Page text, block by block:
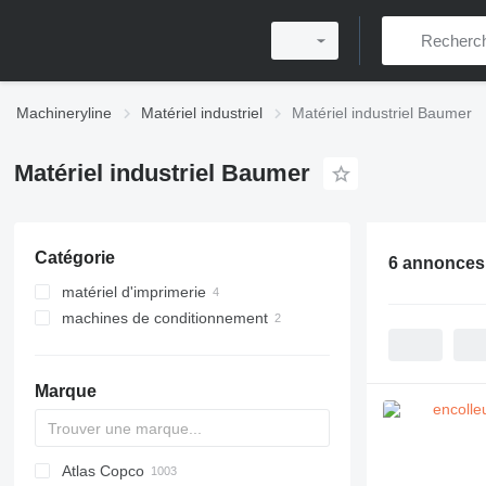
Machineryline Matériel industriel Matériel industriel Baumer
Matériel industriel Baumer
Catégorie
matériel d'imprimerie
machines post-press
machines de conditionnement
Marque
PDS
APD
AB
Ensis
VZ
AG3
Atlas Copco
6